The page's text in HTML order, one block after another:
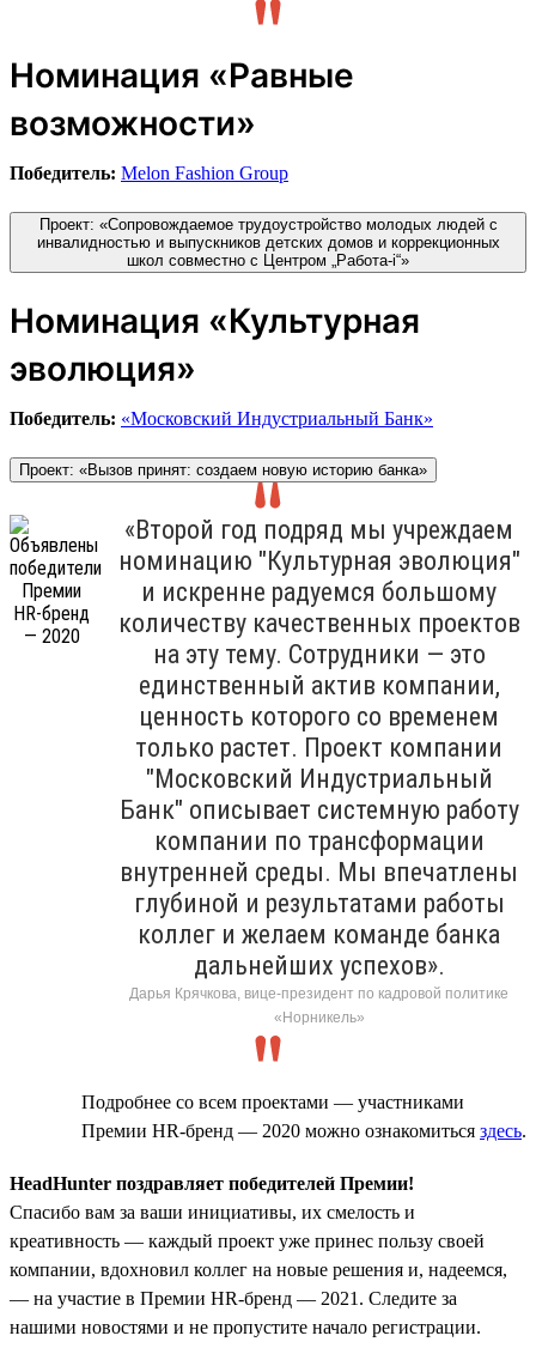
Номинация «Равные
возможности»
Победитель: Melon Fashion Group
Проект: «Сопровождаемое трудоустройство молодых людей с
инвалидностью и выпускников детских домов и коррекционных
школ совместно с Центром „Работа-i“»
Номинация «Культурная
эволюция»
Победитель: «Московский Индустриальный Банк»
Проект: «Вызов принят: создаем новую историю банка»
«Второй год подряд мы учреждаем
номинацию "Культурная эволюция"
и искренне радуемся большому
количеству качественных проектов
на эту тему. Сотрудники — это
единственный актив компании,
ценность которого со временем
только растет. Проект компании
"Московский Индустриальный
Банк" описывает системную работу
компании по трансформации
внутренней среды. Мы впечатлены
глубиной и результатами работы
коллег и желаем команде банка
дальнейших успехов».
Дарья Крячкова, вице-президент по кадровой политике
«Норникель»
Подробнее со всем проектами — участниками
Премии HR-бренд — 2020 можно ознакомиться здесь.
HeadHunter поздравляет победителей Премии!
Спасибо вам за ваши инициативы, их смелость и
креативность — каждый проект уже принес пользу своей
компании, вдохновил коллег на новые решения и, надеемся,
— на участие в Премии HR-бренд — 2021. Следите за
нашими новостями и не пропустите начало регистрации.